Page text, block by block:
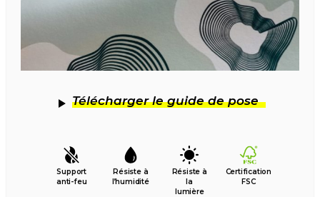
Télécharger le guide de pose
Support
anti-feu
Résiste à
l’humidité
Résiste à
la
lumière
Certification
FSC